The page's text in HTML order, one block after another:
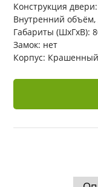
Конструкция
Внутренний объём,
Габариты (ШхГхВ):
Замок: нет
Корпус: